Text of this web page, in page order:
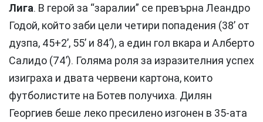
Лига. В герой за “заралии” се превърна Леандро
Годой, който заби цели четири попадения (38’ от
дузпа, 45+2’, 55’ и 84’), а един гол вкара и Алберто
Салидо (74’). Голяма роля за изразителния успех
изиграха и двата червени картона, които
футболистите на Ботев получиха. Дилян
Георгиев беше леко пресилено изгонен в 35-ата